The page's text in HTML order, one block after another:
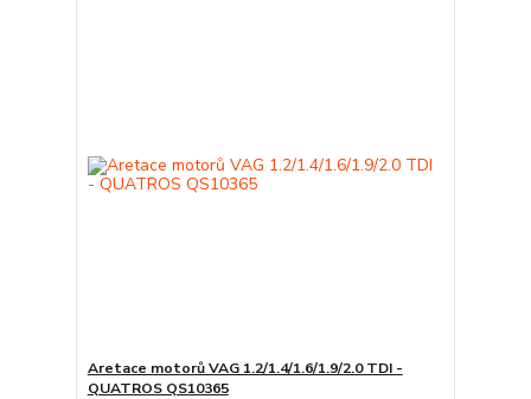
Aretace motorů VAG 1.2/1.4/1.6/1.9/2.0 TDI -
QUATROS QS10365